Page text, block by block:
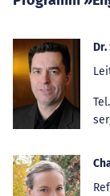
Tel.